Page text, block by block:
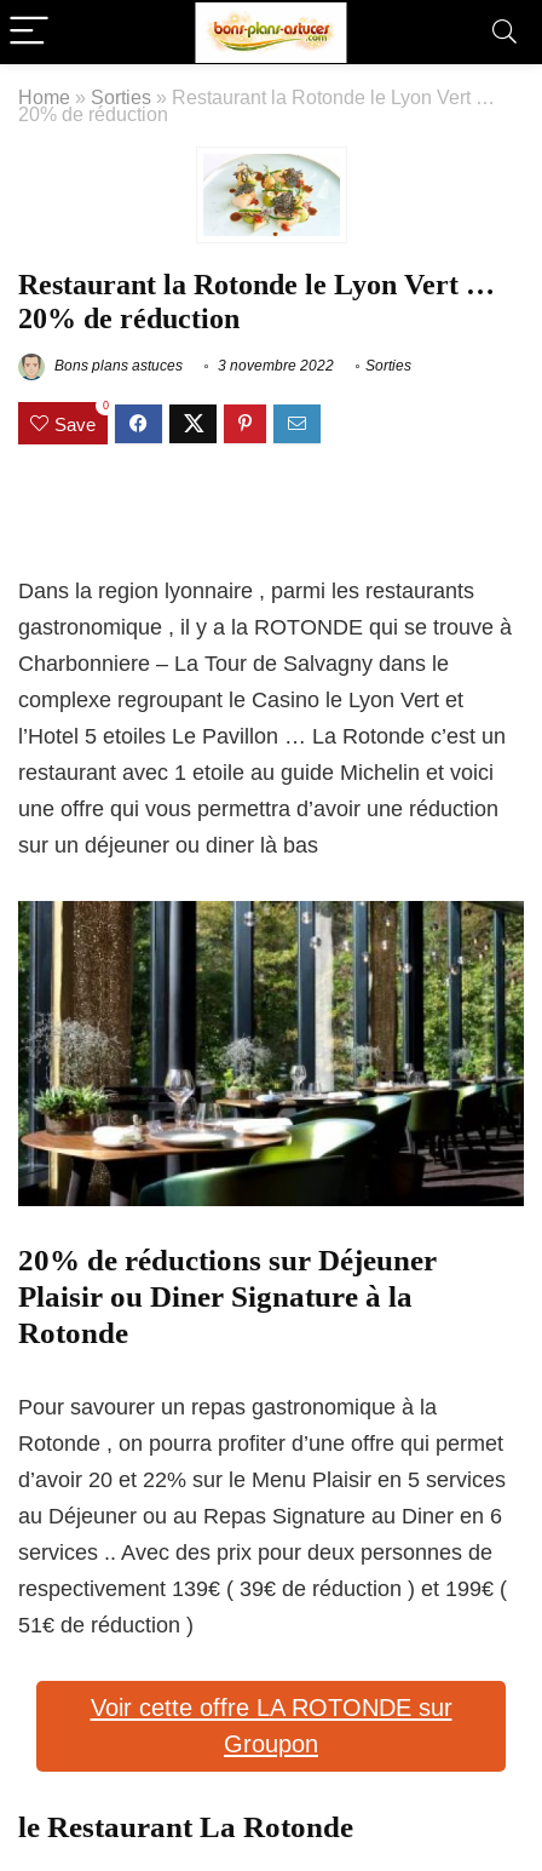
Home » Sorties » Restaurant la Rotonde le Lyon Vert …
20% de réduction
Restaurant la Rotonde le Lyon Vert …
20% de réduction
Bons plans astuces 3 novembre 2022 Sorties
Save
0
Dans la region lyonnaire , parmi les restaurants
gastronomique , il y a la ROTONDE qui se trouve à
Charbonniere – La Tour de Salvagny dans le
complexe regroupant le Casino le Lyon Vert et
l’Hotel 5 etoiles Le Pavillon … La Rotonde c’est un
restaurant avec 1 etoile au guide Michelin et voici
une offre qui vous permettra d’avoir une réduction
sur un déjeuner ou diner là bas
20% de réductions sur Déjeuner
Plaisir ou Diner Signature à la
Rotonde
Pour savourer un repas gastronomique à la
Rotonde , on pourra profiter d’une offre qui permet
d’avoir 20 et 22% sur le Menu Plaisir en 5 services
au Déjeuner ou au Repas Signature au Diner en 6
services .. Avec des prix pour deux personnes de
respectivement 139€ ( 39€ de réduction ) et 199€ (
51€ de réduction )
Voir cette offre LA ROTONDE sur
Groupon
le Restaurant La Rotonde